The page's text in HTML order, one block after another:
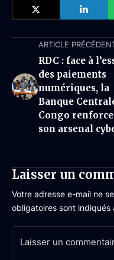
ARTICLE
RDC : face à
des paiements
numériques, la
Banque
Congo renforce
son arsenal
Laisser un
Votre adresse e-mail ne
obligatoires sont indiqués